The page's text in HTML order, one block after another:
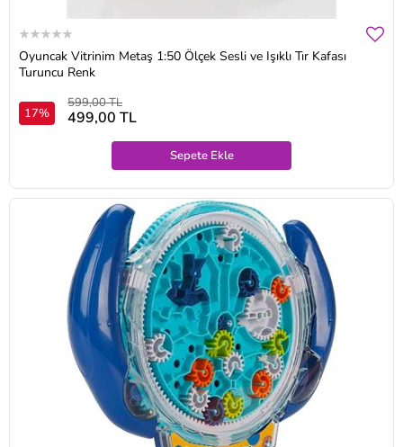
Oyuncak Vitrinim Metaş 1:50 Ölçek Sesli ve Işıklı Tır Kafası
Turuncu Renk
17%
599,00 TL
499,00 TL
Sepete Ekle